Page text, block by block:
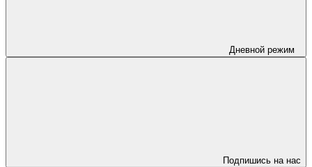
Дневной режим
Подпишись на нас